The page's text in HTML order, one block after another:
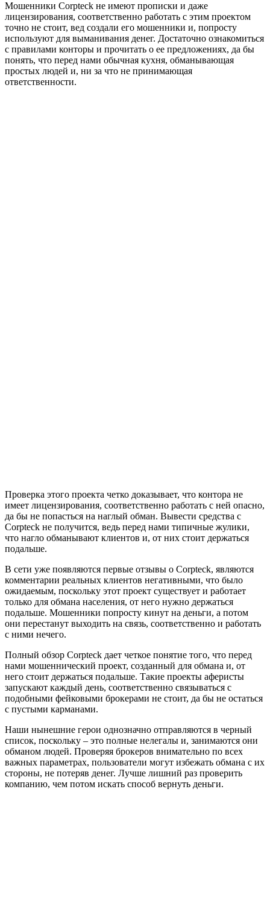
Мошенники Corpteck не имеют прописки и даже
лицензирования, соответственно работать с этим проектом
точно не стоит, вед создали его мошенники и, попросту
используют для выманивания денег. Достаточно ознакомиться
с правилами конторы и прочитать о ее предложениях, да бы
понять, что перед нами обычная кухня, обманывающая
простых людей и, ни за что не принимающая
ответственности.
Проверка этого проекта четко доказывает, что контора не
имеет лицензирования, соответственно работать с ней опасно,
да бы не попасться на наглый обман. Вывести средства с
Corpteck не получится, ведь перед нами типичные жулики,
что нагло обманывают клиентов и, от них стоит держаться
подальше.
В сети уже появляются первые отзывы о Corpteck, являются
комментарии реальных клиентов негативными, что было
ожидаемым, поскольку этот проект существует и работает
только для обмана населения, от него нужно держаться
подальше. Мошенники попросту кинут на деньги, а потом
они перестанут выходить на связь, соответственно и работать
с ними нечего.
Полный обзор Corpteck дает четкое понятие того, что перед
нами мошеннический проект, созданный для обмана и, от
него стоит держаться подальше. Такие проекты аферисты
запускают каждый день, соответственно связываться с
подобными фейковыми брокерами не стоит, да бы не остаться
с пустыми карманами.
Наши нынешние герои однозначно отправляются в черный
список, поскольку – это полные нелегалы и, занимаются они
обманом людей. Проверяя брокеров внимательно по всех
важных параметрах, пользователи могут избежать обмана с их
стороны, не потеряв денег. Лучше лишний раз проверить
компанию, чем потом искать способ вернуть деньги.